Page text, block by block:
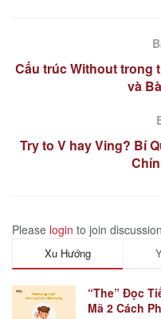
Cấu trúc Without trong
và
Try to V hay Ving? Bí
Please login to join discussion
Xu Hướng
“The” Đọc
Mã 2 Cách